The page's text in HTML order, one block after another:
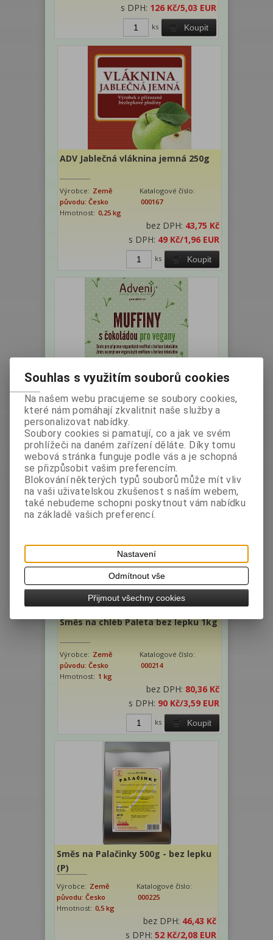
s DPH: 126 Kč/5,03 EUR
Koupit
ks
ADV Jablečná vláknina jemná 250g
Výrobce: Země
původu: Česko
Katalogové číslo:
000167
Hmotnost: 0,25 kg
bez DPH: 43,75 Kč
s DPH: 49 Kč/1,96 EUR
Koupit
ks
280g
Výrobce:Země
původu: Česko
000212
Hmotnost:0,28 kg
bez DPH:52,68 Kč
s DPH:59 Kč
Koupit
ks
Směs na chléb Paleta bez lepku 1kg
Výrobce: Země
původu: Česko
Katalogové číslo:
000214
Hmotnost: 1 kg
bez DPH: 80,36 Kč
s DPH: 90 Kč/3,59 EUR
Koupit
ks
Směs na Palačinky 500g - bez lepku
(P)
Výrobce: Země
původu: Česko
Katalogové číslo:
000225
Hmotnost: 0,5 kg
bez DPH: 46,43 Kč
s DPH: 52 Kč/2,08 EUR
Souhlas s využitím souborů cookies
Na našem webu pracujeme se soubory cookies,
které nám pomáhají zkvalitnit naše služby a
personalizovat nabídky.
Soubory cookies si pamatují, co a jak ve svém
prohlížeči na daném zařízení děláte. Díky tomu
webová stránka funguje podle vás a je schopná
se přizpůsobit vašim preferencím.
Blokování některých typů souborů může mít vliv
na vaši uživatelskou zkušenost s naším webem,
také nebudeme schopni poskytnout vám nabídku
na základě vašich preferencí.
Nastavení
Odmítnout vše
Přijmout všechny cookies